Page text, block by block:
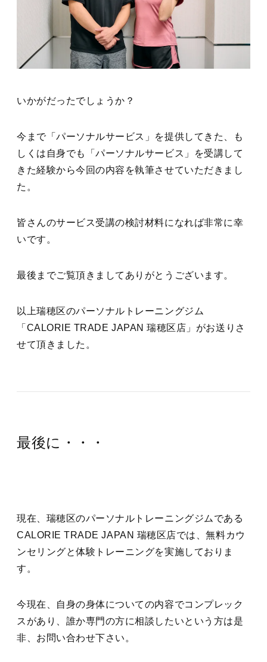
いかがだったでしょうか？
今まで「パーソナルサービス」を提供してきた、も
しくは自身でも「パーソナルサービス」を受講して
きた経験から今回の内容を執筆させていただきまし
た。
皆さんのサービス受講の検討材料になれば非常に幸
いです。
最後までご覧頂きましてありがとうございます。
以上瑞穂区のパーソナルトレーニングジム
「CALORIE TRADE JAPAN 瑞穂区店」がお送りさ
せて頂きました。
最後に・・・
現在、瑞穂区のパーソナルトレーニングジムである
CALORIE TRADE JAPAN 瑞穂区店では、無料カウ
ンセリングと体験トレーニングを実施しておりま
す。
今現在、自身の身体についての内容でコンプレック
スがあり、誰か専門の方に相談したいという方は是
非、お問い合わせ下さい。